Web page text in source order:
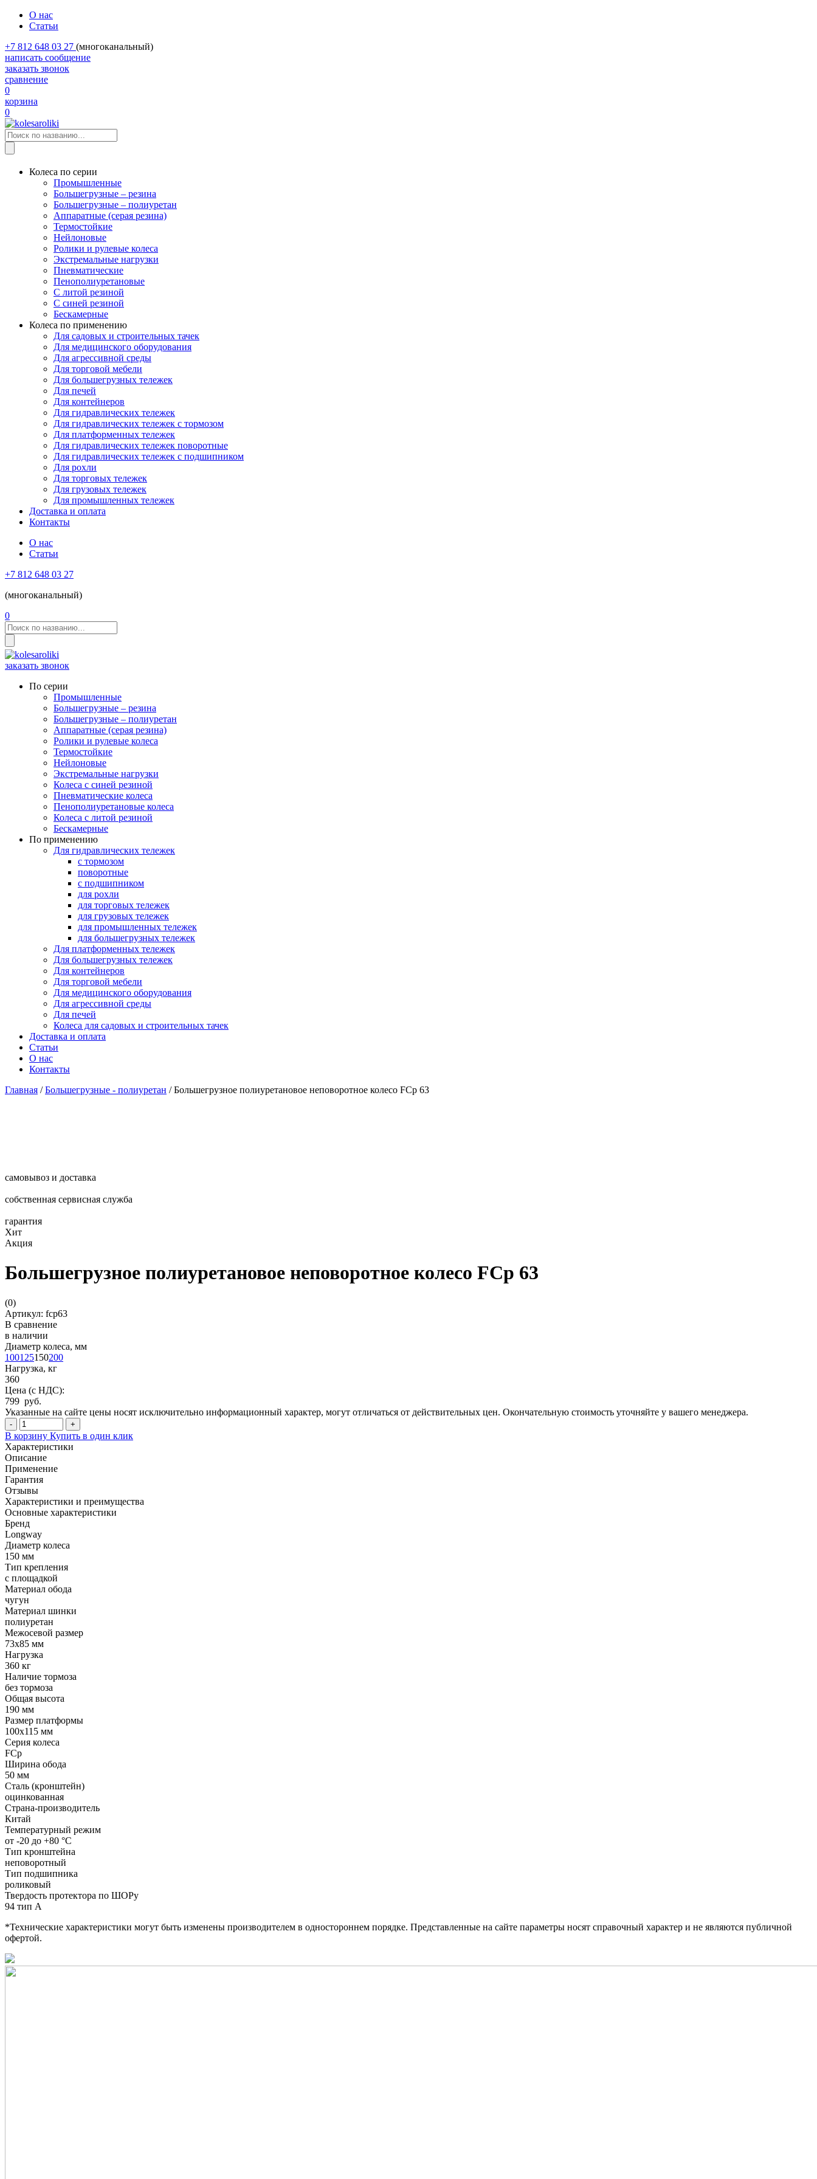
О нас
Статьи
+7 812 648 03 27 (многоканальный)
написать сообщение
заказать звонок
сравнение
0
корзина
0
Колеса по серии
Промышленные
Большегрузные – резина
Большегрузные – полиуретан
Аппаратные (серая резина)
Термостойкие
Нейлоновые
Ролики и рулевые колеса
Экстремальные нагрузки
Пневматические
Пенополиуретановые
С литой резиной
С синей резиной
Бескамерные
Колеса по применению
Для садовых и строительных тачек
Для медицинского оборудования
Для агрессивной среды
Для торговой мебели
Для большегрузных тележек
Для печей
Для контейнеров
Для гидравлических тележек
Для гидравлических тележек с тормозом
Для платформенных тележек
Для гидравлических тележек поворотные
Для гидравлических тележек с подшипником
Для рохли
Для торговых тележек
Для грузовых тележек
Для промышленных тележек
Доставка и оплата
Контакты
О нас
Статьи
+7 812 648 03 27
(многоканальный)
0
заказать звонок
По серии
Промышленные
Большегрузные – резина
Большегрузные – полиуретан
Аппаратные (серая резина)
Ролики и рулевые колеса
Термостойкие
Нейлоновые
Экстремальные нагрузки
Колеса с синей резиной
Пневматические колеса
Пенополиуретановые колеса
Колеса с литой резиной
Бескамерные
По применению
Для гидравлических тележек
с тормозом
поворотные
с подшипником
для рохли
для торговых тележек
для грузовых тележек
для промышленных тележек
для большегрузных тележек
Для платформенных тележек
Для большегрузных тележек
Для контейнеров
Для торговой мебели
Для медицинского оборудования
Для агрессивной среды
Для печей
Колеса для садовых и строительных тачек
Доставка и оплата
Статьи
О нас
Контакты
Главная /Большегрузные - полиуретан /Большегрузное полиуретановое неповоротное колесо FCp 63
самовывоз и доставка
собственная сервисная служба
гарантия
Хит
Акция
Большегрузное полиуретановое неповоротное колесо FCp 63
(0)
Артикул: fcp63
В сравнение
в наличии
Диаметр колеса, мм
100125150200
Нагрузка, кг
360
Цена (с НДС):
799 руб.
Указанные на сайте цены носят исключительно информационный характер, могут отличаться от действительных цен. Окончательную стоимость уточняйте у вашего менеджера.
- +
В корзину Купить в один клик
Характеристики
Описание
Применение
Гарантия
Отзывы
Характеристики и преимущества
Основные характеристики
Бренд
Longway
Диаметр колеса
150 мм
Тип крепления
с площадкой
Материал обода
чугун
Материал шинки
полиуретан
Межосевой размер
73x85 мм
Нагрузка
360 кг
Наличие тормоза
без тормоза
Общая высота
190 мм
Размер платформы
100x115 мм
Серия колеса
FCp
Ширина обода
50 мм
Сталь (кронштейн)
оцинкованная
Страна-производитель
Китай
Температурный режим
от -20 до +80 °С
Тип кронштейна
неповоротный
Тип подшипника
роликовый
Твердость протектора по ШОРу
94 тип А
*Технические характеристики могут быть изменены производителем в одностороннем порядке. Представленные на сайте параметры носят справочный характер и не являются публичной
офертой.